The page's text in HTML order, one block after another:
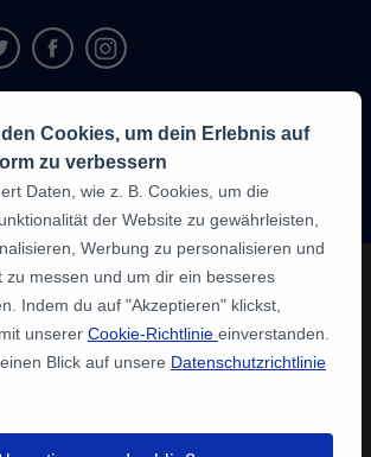
9,6/10
1,339,284
Schüler:innen
Cookies, um dein Erlebnis auf
zu verbessern
Daten, wie z. B. Cookies, um die
der Website zu gewährleisten,
Werbung zu personalisieren und
zu messen und um dir ein besseres
Indem du auf "Akzeptieren" klickst,
unserer Cookie-Richtlinie einverstanden.
Blick auf unsere Datenschutzrichtlinie